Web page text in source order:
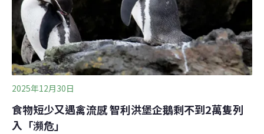
2025年12月30日
食物短少又遇禽流感 智利洪堡企鵝剩不到2萬隻列
入「瀕危」